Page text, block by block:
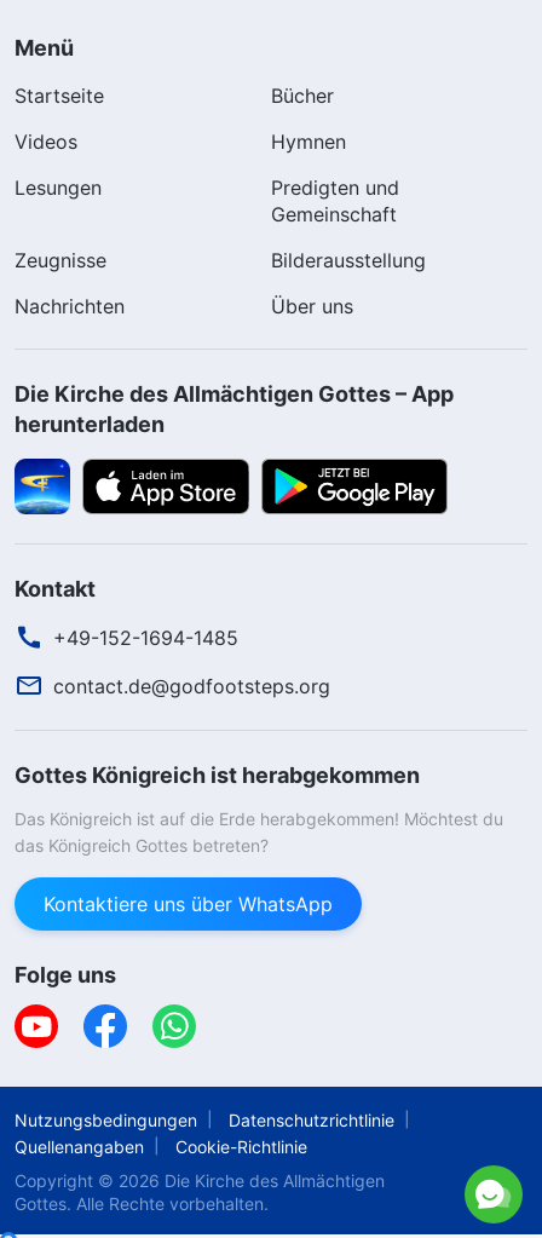
Menü
Startseite
Bücher
Videos
Hymnen
Lesungen
Predigten und
Gemeinschaft
Zeugnisse
Bilderausstellung
Nachrichten
Über uns
Die Kirche des Allmächtigen Gottes – App
herunterladen
Kontakt
+49-152-1694-1485
contact.de@godfootsteps.org
Gottes Königreich ist herabgekommen
Das Königreich ist auf die Erde herabgekommen! Möchtest du
das Königreich Gottes betreten?
Kontaktiere uns über WhatsApp
Folge uns
Nutzungsbedingungen
Datenschutzrichtlinie
Quellenangaben
Cookie-Richtlinie
Copyright © 2026 Die Kirche des Allmächtigen
Gottes. Alle Rechte vorbehalten.